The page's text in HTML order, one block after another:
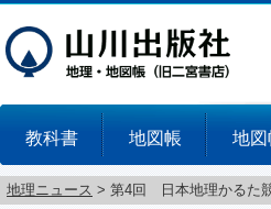
教科書 地図帳 地図
地理ニュース > 第4回 日本地理かるた